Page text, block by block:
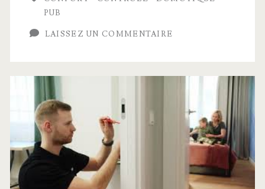
PUB
LAISSEZ UN COMMENTAIRE